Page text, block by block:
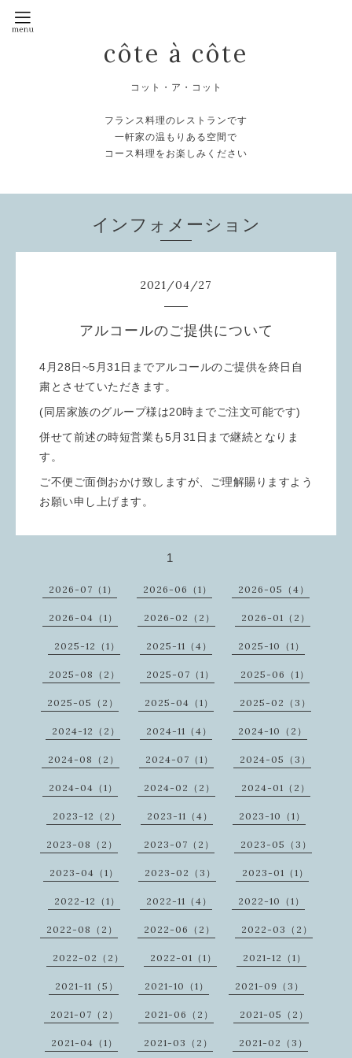
côte à côte
コット・ア・コット
フランス料理のレストランです
一軒家の温もりある空間で
コース料理をお楽しみください
インフォメーション
2021/04/27
アルコールのご提供について
4月28日~5月31日までアルコールのご提供を終日自
粛とさせていただきます。
(同居家族のグループ様は20時までご注文可能です)
併せて前述の時短営業も5月31日まで継続となりま
す。
ご不便ご面倒おかけ致しますが、ご理解賜りますよう
お願い申し上げます。
1
2026-07（1） 2026-06（1） 2026-05（4）
2026-04（1） 2026-02（2） 2026-01（2）
2025-12（1） 2025-11（4） 2025-10（1）
2025-08（2） 2025-07（1） 2025-06（1）
2025-05（2） 2025-04（1） 2025-02（3）
2024-12（2） 2024-11（4） 2024-10（2）
2024-08（2） 2024-07（1） 2024-05（3）
2024-04（1） 2024-02（2） 2024-01（2）
2023-12（2） 2023-11（4） 2023-10（1）
2023-08（2） 2023-07（2） 2023-05（3）
2023-04（1） 2023-02（3） 2023-01（1）
2022-12（1） 2022-11（4） 2022-10（1）
2022-08（2） 2022-06（2） 2022-03（2）
2022-02（2） 2022-01（1） 2021-12（1）
2021-11（5） 2021-10（1） 2021-09（3）
2021-07（2） 2021-06（2） 2021-05（2）
2021-04（1） 2021-03（2） 2021-02（3）